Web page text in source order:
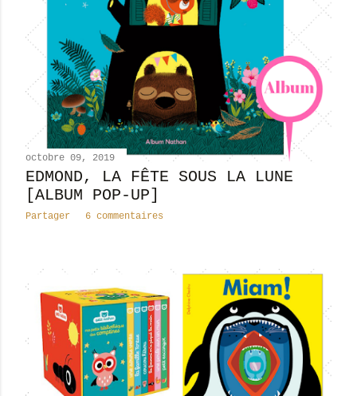
octobre 09, 2019
EDMOND, LA FÊTE SOUS LA LUNE
[ALBUM POP-UP]
Partager 6 commentaires